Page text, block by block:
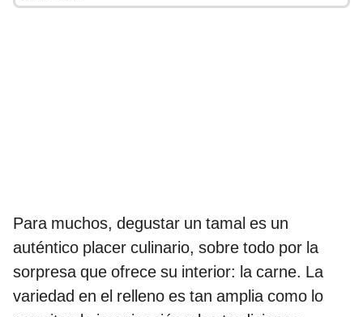
Para muchos, degustar un tamal es un
auténtico placer culinario, sobre todo por la
sorpresa que ofrece su interior: la carne. La
variedad en el relleno es tan amplia como lo